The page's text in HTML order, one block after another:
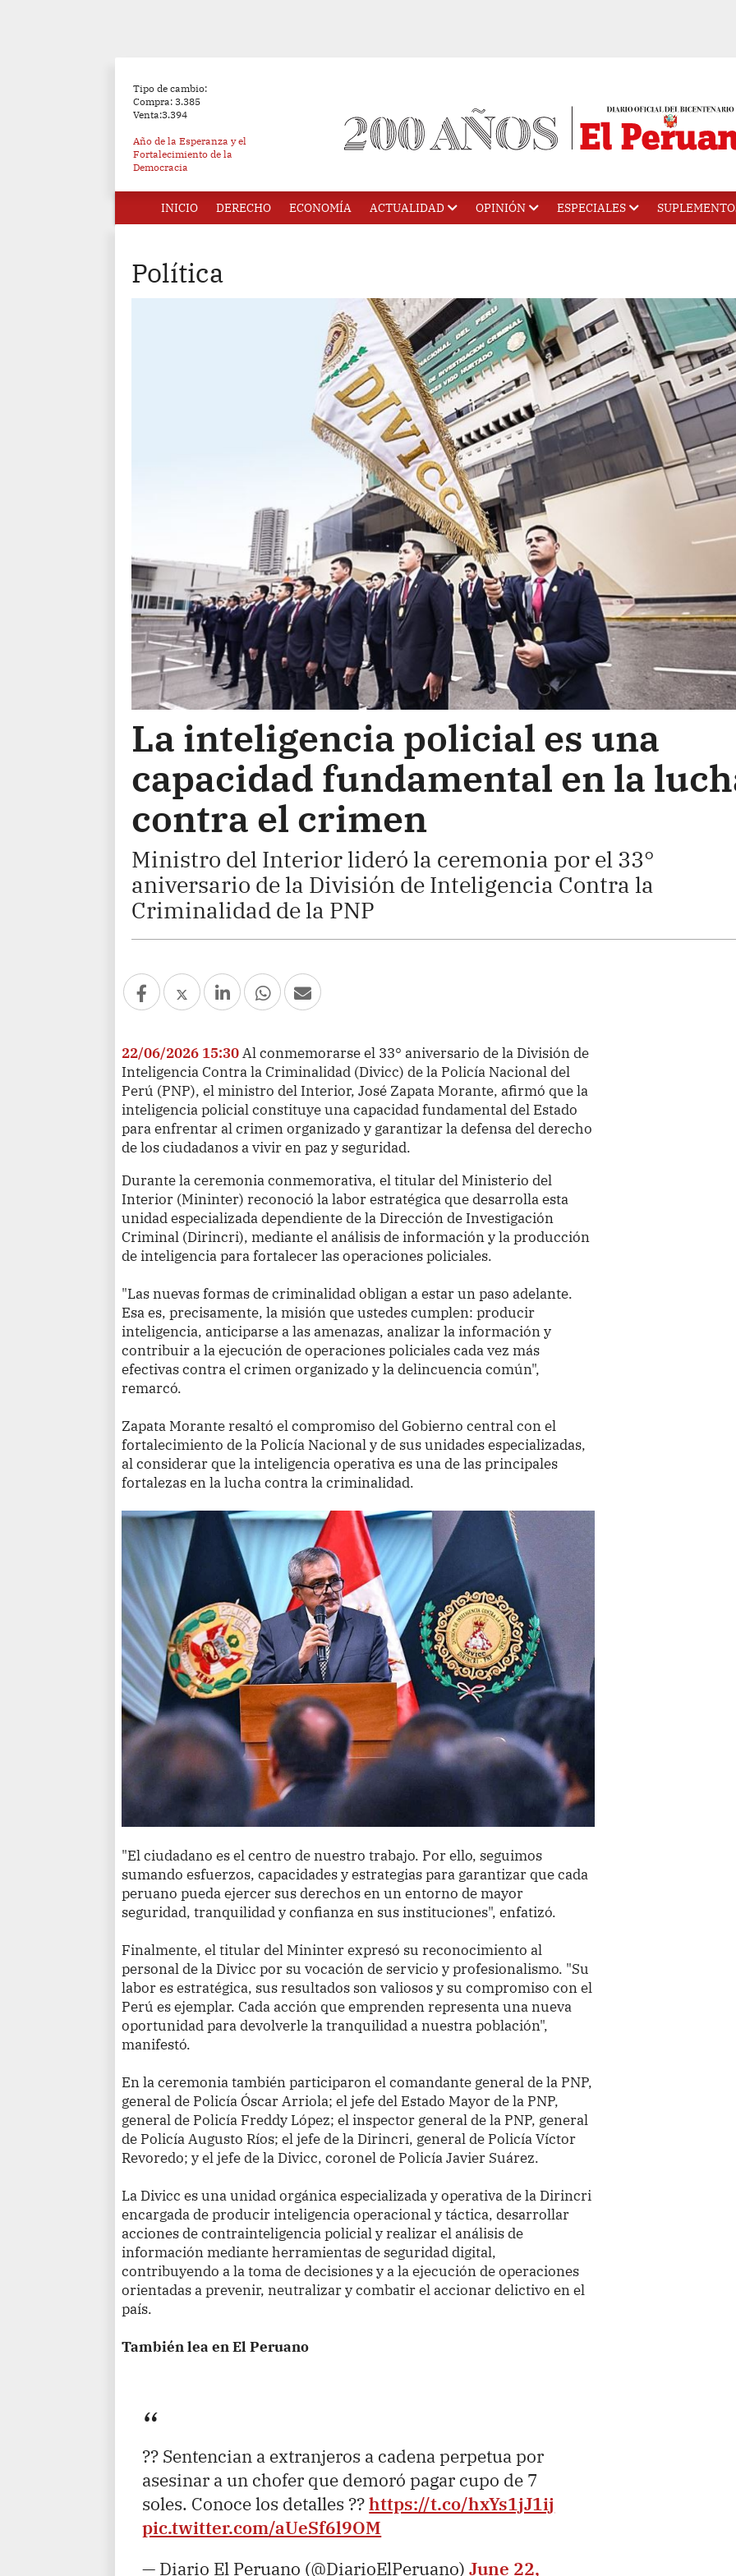
Tipo de cambio:
Compra: 3.385
Venta:3.394
Año de la Esperanza y el
Fortalecimiento de la
Democracia
INICIO DERECHO ECONOMÍA ACTUALIDAD OPINIÓN ESPECIALES
Política
La inteligencia policial es una
capacidad fundamental en la
contra el crimen
Ministro del Interior lideró la ceremonia por el 33°
aniversario de la División de Inteligencia Contra la
Criminalidad de la PNP
22/06/2026 15:30Al conmemorarse el 33° aniversario de la División de
Inteligencia Contra la Criminalidad (Divicc) de la Policía Nacional del
Perú (PNP), el ministro del Interior, José Zapata Morante, afirmó que la
inteligencia policial constituye una capacidad fundamental del Estado
para enfrentar al crimen organizado y garantizar la defensa del derecho
de los ciudadanos a vivir en paz y seguridad.
Durante la ceremonia conmemorativa, el titular del Ministerio del
Interior (Mininter) reconoció la labor estratégica que desarrolla esta
unidad especializada dependiente de la Dirección de Investigación
Criminal (Dirincri), mediante el análisis de información y la producción
de inteligencia para fortalecer las operaciones policiales.
"Las nuevas formas de criminalidad obligan a estar un paso adelante.
Esa es, precisamente, la misión que ustedes cumplen: producir
inteligencia, anticiparse a las amenazas, analizar la información y
contribuir a la ejecución de operaciones policiales cada vez más
efectivas contra el crimen organizado y la delincuencia común",
remarcó.
Zapata Morante resaltó el compromiso del Gobierno central con el
fortalecimiento de la Policía Nacional y de sus unidades especializadas,
al considerar que la inteligencia operativa es una de las principales
fortalezas en la lucha contra la criminalidad.
"El ciudadano es el centro de nuestro trabajo. Por ello, seguimos
sumando esfuerzos, capacidades y estrategias para garantizar que cada
peruano pueda ejercer sus derechos en un entorno de mayor
seguridad, tranquilidad y confianza en sus instituciones", enfatizó.
Finalmente, el titular del Mininter expresó su reconocimiento al
personal de la Divicc por su vocación de servicio y profesionalismo. "Su
labor es estratégica, sus resultados son valiosos y su compromiso con el
Perú es ejemplar. Cada acción que emprenden representa una nueva
oportunidad para devolverle la tranquilidad a nuestra población",
manifestó.
En la ceremonia también participaron el comandante general de la PNP,
general de Policía Óscar Arriola; el jefe del Estado Mayor de la PNP,
general de Policía Freddy López; el inspector general de la PNP, general
de Policía Augusto Ríos; el jefe de la Dirincri, general de Policía Víctor
Revoredo; y el jefe de la Divicc, coronel de Policía Javier Suárez.
La Divicc es una unidad orgánica especializada y operativa de la Dirincri
encargada de producir inteligencia operacional y táctica, desarrollar
acciones de contrainteligencia policial y realizar el análisis de
información mediante herramientas de seguridad digital,
contribuyendo a la toma de decisiones y a la ejecución de operaciones
orientadas a prevenir, neutralizar y combatir el accionar delictivo en el
país.
También lea en El Peruano
?? Sentencian a extranjeros a cadena perpetua por
asesinar a un chofer que demoró pagar cupo de 7
soles. Conoce los detalles ??https://t.co/hxYs1jJ1ij
pic.twitter.com/aUeSf6l9OM
— Diario El Peruano (@DiarioElPeruano)June 22,